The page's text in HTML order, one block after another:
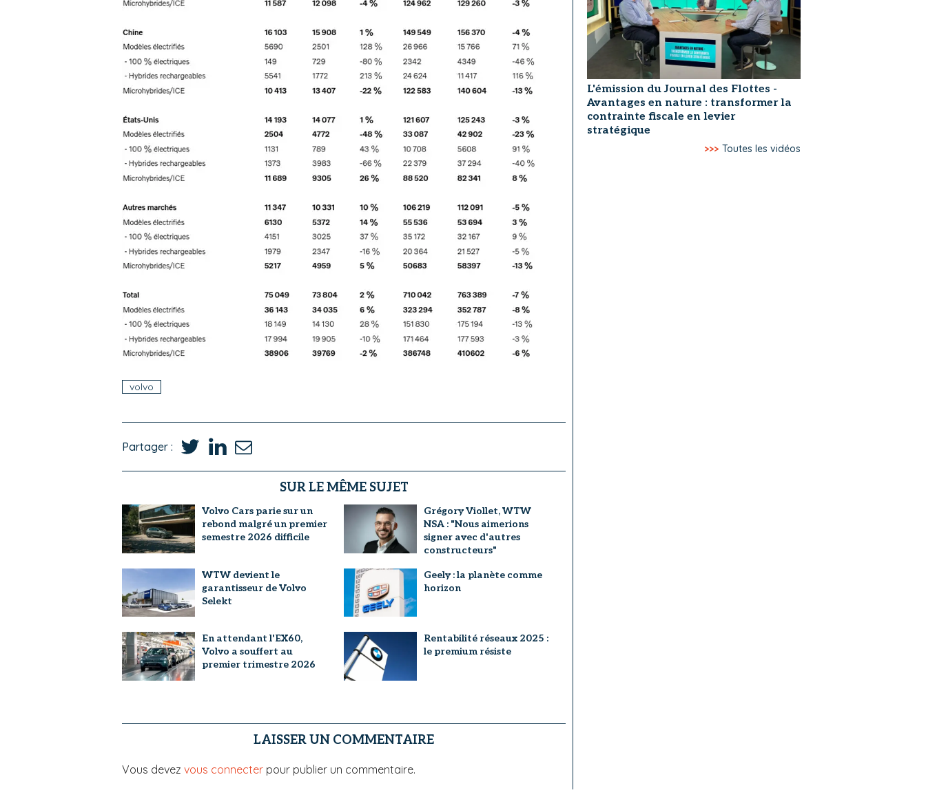
volvo
Partager :
SUR LE MÊME SUJET
Volvo Cars parie sur un
rebond malgré un premier
semestre 2026 difficile
Grégory Viollet, WTW
NSA : "Nous aimerions
signer avec d'autres
constructeurs"
WTW devient le
garantisseur de Volvo
Selekt
Geely : la planète comme
horizon
En attendant l'EX60,
Volvo a souffert au
premier trimestre 2026
Rentabilité réseaux 2025 :
le premium résiste
LAISSER UN COMMENTAIRE
Vous devez vous connecter pour publier un commentaire.
L'émission du Journal des Flottes -
Avantages en nature : transformer la
contrainte fiscale en levier
stratégique
>>> Toutes les vidéos